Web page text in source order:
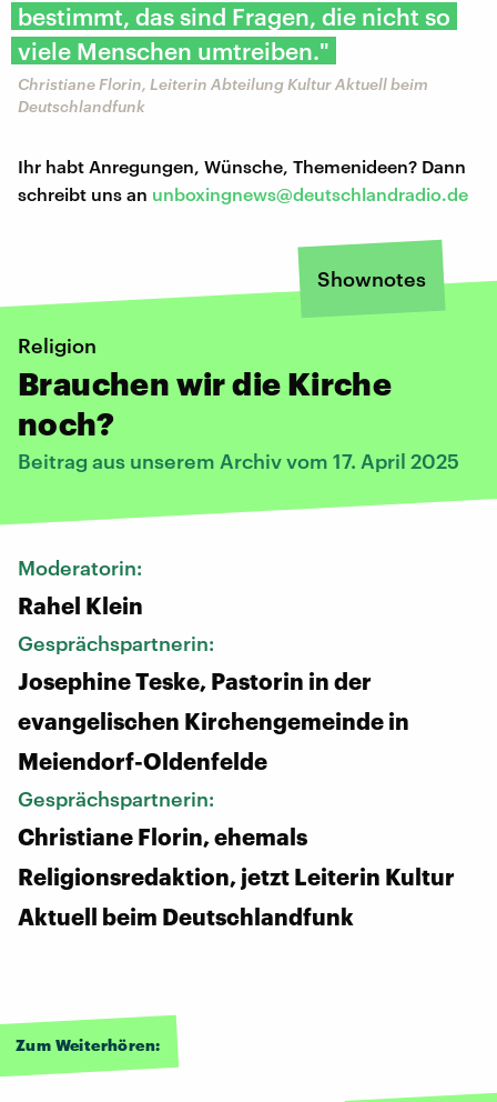
bestimmt, das sind Fragen, die nicht so
viele Menschen umtreiben."
Christiane Florin, Leiterin Abteilung Kultur Aktuell beim
Deutschlandfunk
Ihr habt Anregungen, Wünsche, Themenideen? Dann
schreibt uns an unboxingnews@deutschlandradio.de
Shownotes
Religion
Brauchen wir die Kirche
noch?
Beitrag aus unserem Archiv vom 17. April 2025
Moderatorin:
Rahel Klein
Gesprächspartnerin:
Josephine Teske, Pastorin in der
evangelischen Kirchengemeinde in
Meiendorf-Oldenfelde
Gesprächspartnerin:
Christiane Florin, ehemals
Religionsredaktion, jetzt Leiterin Kultur
Aktuell beim Deutschlandfunk
Zum Weiterhören: